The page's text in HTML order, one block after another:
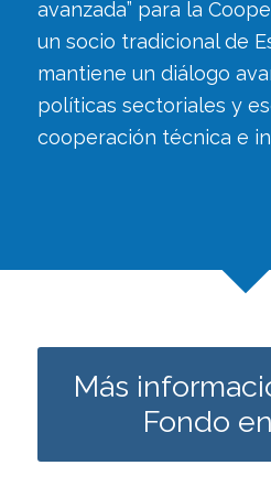
avanzada” para la
un socio tradicional de
mantiene un diálogo
políticas sectoriales y
cooperación técnica e
Más
Fondo